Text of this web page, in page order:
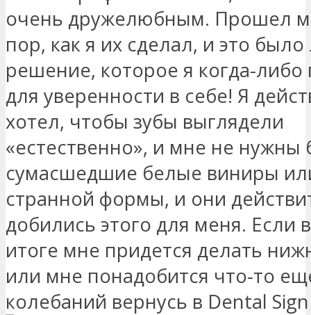
очень дружелюбным. Прошел
пор, как я их сделал, и это
решение, которое я когда-
для уверенности в себе! Я
хотел, чтобы зубы выглядели
«естественно», и мне не нужны
сумасшедшие белые виниры
странной формы, и они
добились этого для меня. Если
итоге мне придется делать
или мне понадобится что-то
колебаний вернусь в Dental